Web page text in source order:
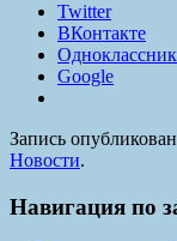
Twitter
ВКонтакте
Google
Запись
Новости.
Навигация по